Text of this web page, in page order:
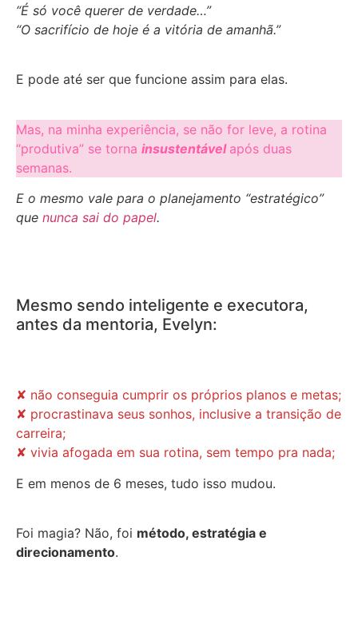
“É só você querer de verdade…”
“O sacrifício de hoje é a vitória de amanhã.”
E pode até ser que funcione assim para elas.
Mas, na minha experiência, se não for leve, a rotina
“produtiva” se torna insustentável após duas
semanas.
E o mesmo vale para o planejamento “estratégico”
que nunca sai do papel.
Mesmo sendo inteligente e executora,
antes da mentoria, Evelyn:
✘ não conseguia cumprir os próprios planos e metas;
✘ procrastinava seus sonhos, inclusive a transição de
carreira;
✘ vivia afogada em sua rotina, sem tempo pra nada;
E em menos de 6 meses, tudo isso mudou.
Foi magia? Não, foi método, estratégia e
direcionamento.